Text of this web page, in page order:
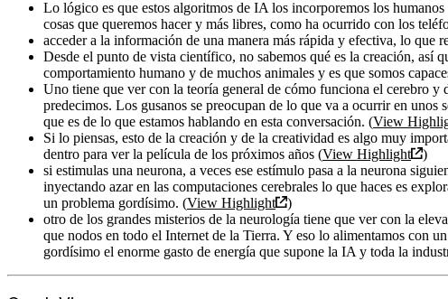
Lo lógico es que estos algoritmos de IA los incorporemos los
cosas que queremos hacer y más libres, como ha ocurrido con los
acceder a la información de una manera más rápida y efectiva, lo
Desde el punto de vista científico, no sabemos qué es la creación, así
comportamiento humano y de muchos animales y es que somos
Uno tiene que ver con la teoría general de cómo funciona el cerebro y
predecimos. Los gusanos se preocupan de lo que va a ocurrir en
que es de lo que estamos hablando en esta conversación. (View
Si lo piensas, esto de la creación y de la creatividad es algo muy
dentro para ver la película de los próximos años (View Highlight
)
si estimulas una neurona, a veces ese estímulo pasa a la neurona
inyectando azar en las computaciones cerebrales lo que haces es
un problema gordísimo. (View Highlight
)
otro de los grandes misterios de la neurología tiene que ver con la
que nodos en todo el Internet de la Tierra. Y eso lo alimentamos con
gordísimo el enorme gasto de energía que supone la IA y toda la